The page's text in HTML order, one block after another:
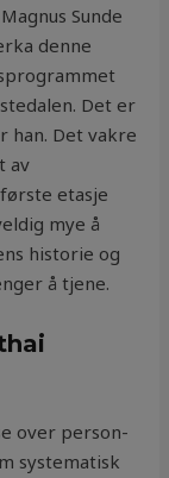
Sunde
denne
Det er
han. Det vakre
av
etasje
mye å
historie og
å tjene.
over person-
systematisk